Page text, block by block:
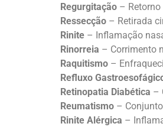
Regurgitação –
Ressecção – Retirada
Rinite – Inflamação
Rinorreia – Corrimento
Raquitismo –
Refluxo
Retinopatia Diabética –
Reumatismo –
Rinite Alérgica –